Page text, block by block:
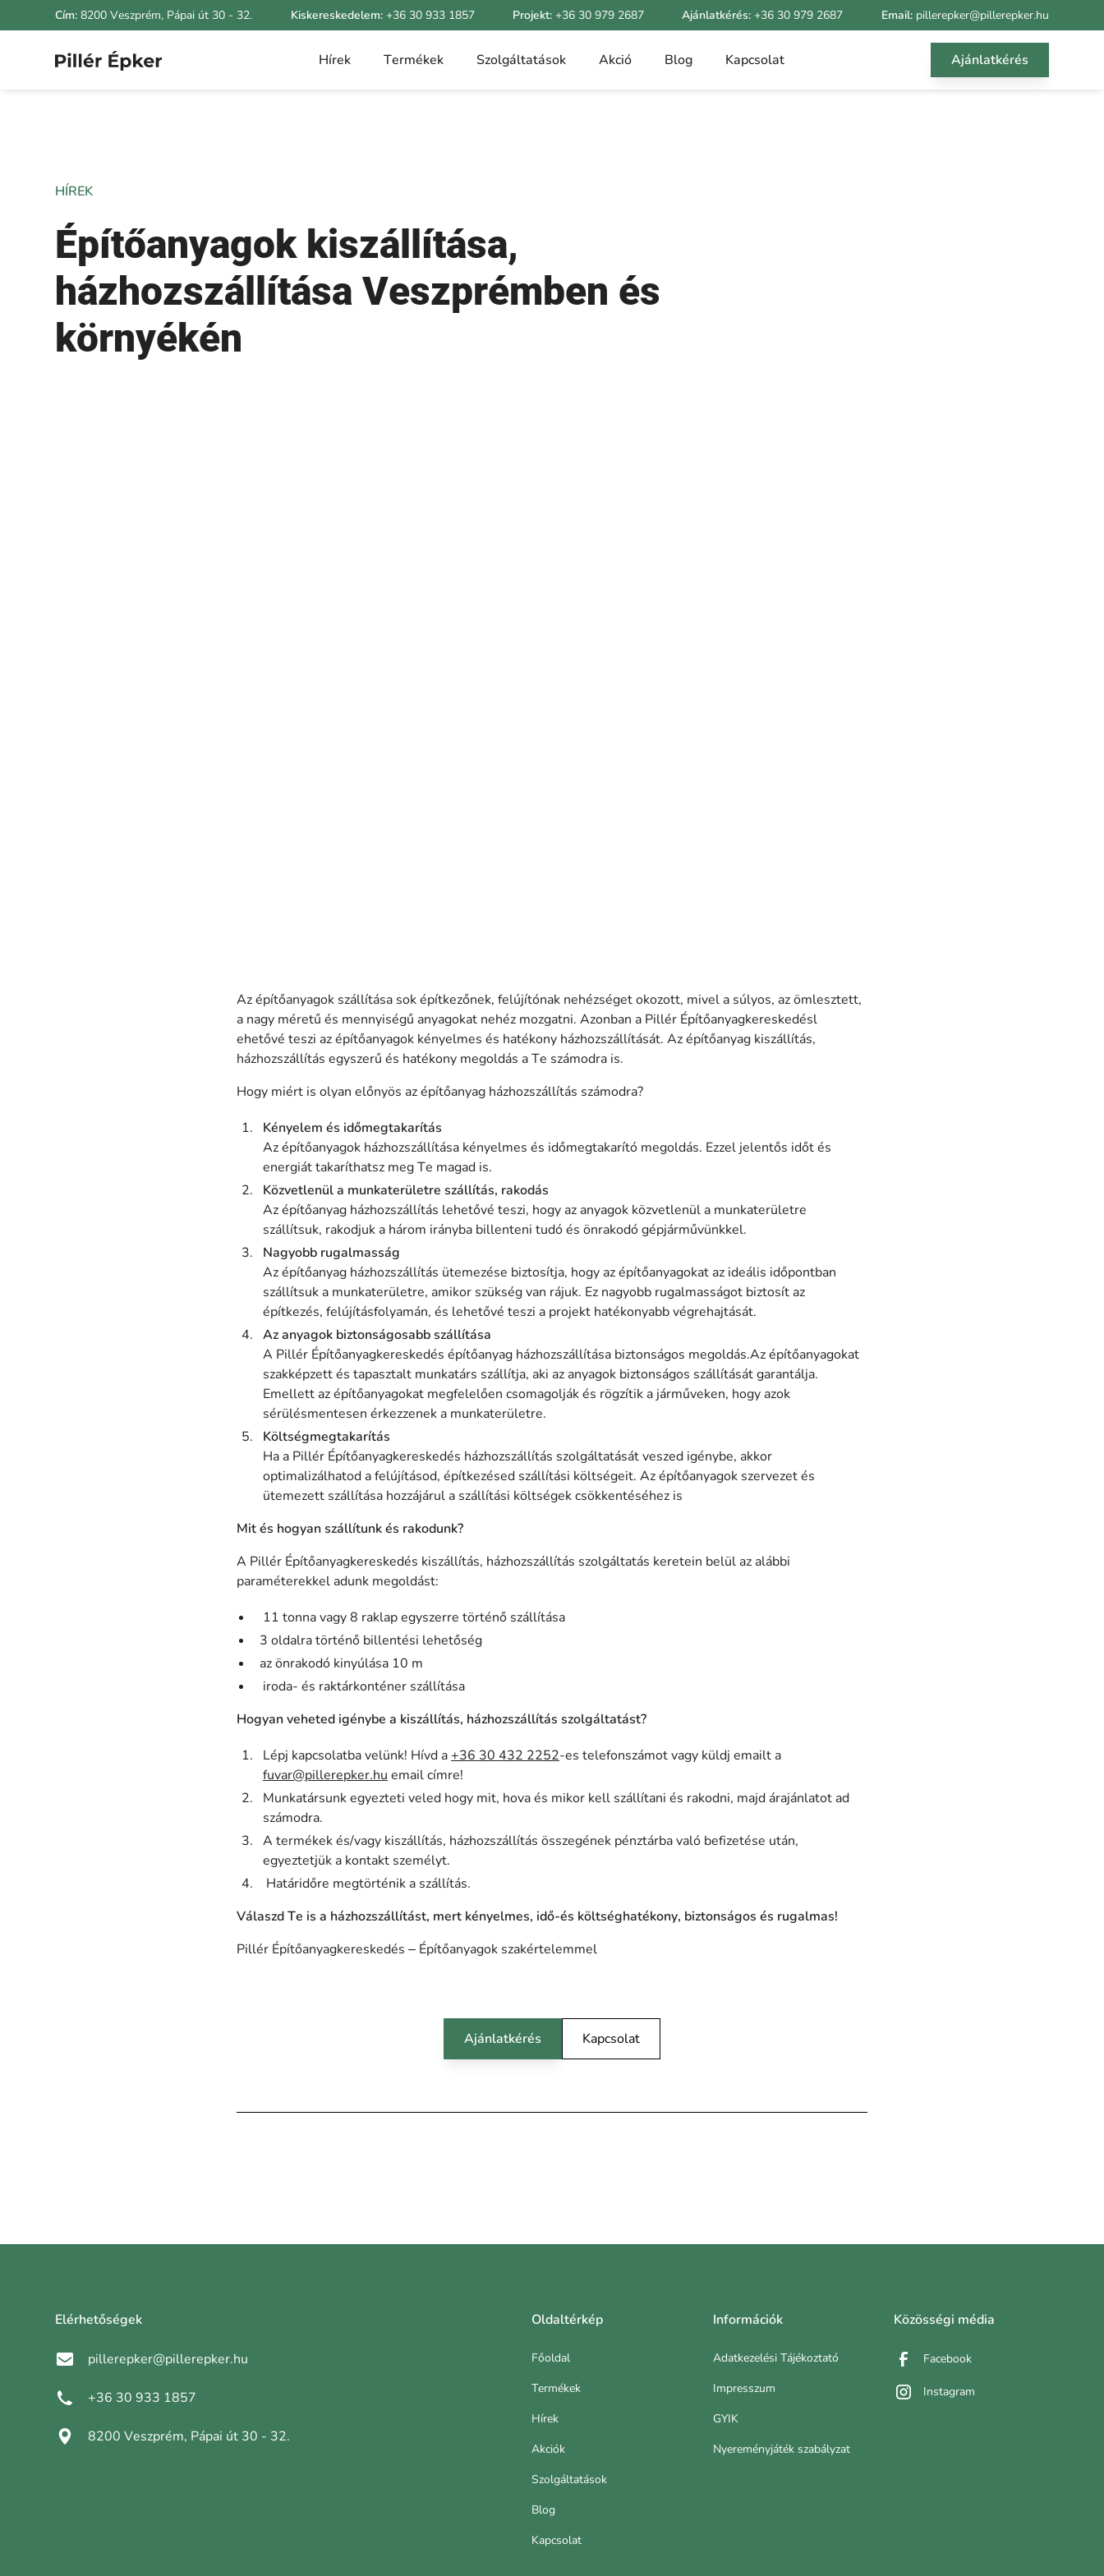
Cím: 8200 Veszprém, Pápai út 30 - 32. Kiskereskedelem:+36 30 933 1857 Projekt: +36 30 979 2687 Ajánlatkérés: +36 30 979 2687 Email: pillerepker@pillerepker.hu
Hírek Termékek Szolgáltatások Akció Blog Kapcsolat Ajánlatkérés
HÍREK
Építőanyagok kiszállítása,
házhozszállítása Veszprémben és
környékén
Az építőanyagok szállítása sok építkezőnek, felújítónak nehézséget okozott, mivel a súlyos, az ömlesztett,
a nagy méretű és mennyiségű anyagokat nehéz mozgatni. Azonban a Pillér Építőanyagkereskedésl
ehetővé teszi az építőanyagok kényelmes és hatékony házhozszállítását. Az építőanyag kiszállítás,
házhozszállítás egyszerű és hatékony megoldás a Te számodra is.
Hogy miért is olyan előnyös az építőanyag házhozszállítás számodra?
Kényelem és időmegtakarítás
Az építőanyagok házhozszállítása kényelmes és időmegtakarító megoldás. Ezzel jelentős időt és
energiát takaríthatsz meg Te magad is.
Közvetlenül a munkaterületre szállítás, rakodás
Az építőanyag házhozszállítás lehetővé teszi, hogy az anyagok közvetlenül a munkaterületre
szállítsuk, rakodjuk a három irányba billenteni tudó és önrakodó gépjárművünkkel.
Nagyobb rugalmasság
Az építőanyag házhozszállítás ütemezése biztosítja, hogy az építőanyagokat az ideális időpontban
szállítsuk a munkaterületre, amikor szükség van rájuk. Ez nagyobb rugalmasságot biztosít az
építkezés, felújításfolyamán, és lehetővé teszi a projekt hatékonyabb végrehajtását.
Az anyagok biztonságosabb szállítása
A Pillér Építőanyagkereskedés építőanyag házhozszállítása biztonságos megoldás.Az építőanyagokat
szakképzett és tapasztalt munkatárs szállítja, aki az anyagok biztonságos szállítását garantálja.
Emellett az építőanyagokat megfelelően csomagolják és rögzítik a járműveken, hogy azok
sérülésmentesen érkezzenek a munkaterületre.
Költségmegtakarítás
Ha a Pillér Építőanyagkereskedés házhozszállítás szolgáltatását veszed igénybe, akkor
optimalizálhatod a felújításod, építkezésed szállítási költségeit. Az építőanyagok szervezet és
ütemezett szállítása hozzájárul a szállítási költségek csökkentéséhez is
Mit és hogyan szállítunk és rakodunk?
A Pillér Építőanyagkereskedés kiszállítás, házhozszállítás szolgáltatás keretein belül az alábbi
paraméterekkel adunk megoldást:
11 tonna vagy 8 raklap egyszerre történő szállítása
3 oldalra történő billentési lehetőség
az önrakodó kinyúlása 10 m
iroda- és raktárkonténer szállítása
Hogyan veheted igénybe a kiszállítás, házhozszállítás szolgáltatást?
Lépj kapcsolatba velünk! Hívd a+36 30 432 2252-es telefonszámot vagy küldj emailt a
fuvar@pillerepker.hu email címre!
Munkatársunk egyezteti veled hogy mit, hova és mikor kell szállítani és rakodni, majd árajánlatot ad
számodra.
A termékek és/vagy kiszállítás, házhozszállítás összegének pénztárba való befizetése után,
egyeztetjük a kontakt személyt.
Határidőre megtörténik a szállítás.
Válaszd Te is a házhozszállítást, mert kényelmes, idő-és költséghatékony, biztonságos és rugalmas!
Pillér Építőanyagkereskedés – Építőanyagok szakértelemmel
Ajánlatkérés Kapcsolat
Elérhetőségek
pillerepker@pillerepker.hu
+36 30 933 1857
8200 Veszprém, Pápai út 30 - 32.
Oldaltérkép
Főoldal
Termékek
Hírek
Akciók
Szolgáltatások
Blog
Kapcsolat
Információk
Adatkezelési Tájékoztató
Impresszum
GYIK
Nyereményjáték szabályzat
Közösségi média
Facebook
Instagram